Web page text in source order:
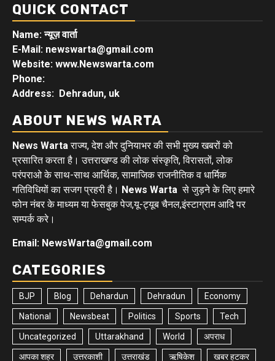
QUICK CONTACT
Name: न्यूज़ वार्ता
E-Mail: newswarta@gmail.com
Website: www.Newswarta.com
Phone:
Address: Dehradun, uk
ABOUT NEWS WARTA
News Wartaराज्य, देश और दुनियाभर की सभी मुख्य खबरों को
प्रसारित करता है। उत्तराखण्ड की लोक संस्कृति, विरासतों, लोक
परंपराओ के साथ-साथ आर्थिक, सामाजिक राजनीतिक व धार्मिक
गतिविधियों का सजग प्रहरी है। News Warta से जुड़ने के लिए हमारे
फोन नंबर के माध्यम या फेसबुक पेज,यू-ट्यूब चैनल,इंस्टाग्राम आदि पर
सम्पर्क करे।
Email: NewsWarta@gmail.com
CATEGORIES
BJP Blog Dehardun Dehradun Economy
National Newsbeat Politics Sports Tech
Uncategorized Uttarakhand World अपराध
आपका शहर उत्तरकाशी उत्तराखंड ऋषिकेश खबर हटकर